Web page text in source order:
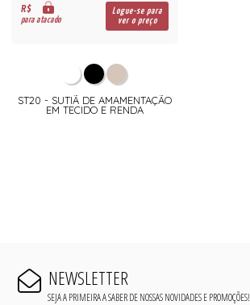
R$
para atacado
Logue-se para
ver o preço
ST20 - SUTIÃ DE AMAMENTAÇÃO
EM TECIDO E RENDA
NEWSLETTER
SEJA A PRIMEIRA A SABER DE NOSSAS NOVIDADES E PROMOÇÕES!